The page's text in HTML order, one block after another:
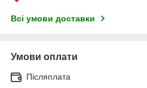
Всі умови доставки
Умови оплати
Післяплата